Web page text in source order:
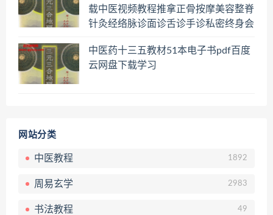
载中医视频教程推拿正骨按摩美容整脊
针灸经络脉诊面诊舌诊手诊私密终身会
中医药十三五教材51本电子书pdf百度
云网盘下载学习
网站分类
中医教程 1892
周易玄学 2983
书法教程 49